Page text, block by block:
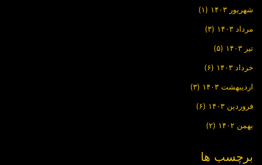
شهریور ۱۴۰۳ (۱)
مرداد ۱۴۰۳ (۳)
تیر ۱۴۰۳ (۵)
خرداد ۱۴۰۳ (۶)
اردیبهشت ۱۴۰۳ (۳)
فروردین ۱۴۰۳ (۶)
بهمن ۱۴۰۲ (۲)
برچسب ها